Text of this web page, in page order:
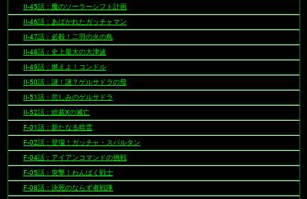
II-45話：魔のソーラーシフト計画
II-46話：あばかれたガッチャマン
II-47話：必殺！二羽の火の鳥
II-48話：史上最大の大津波
II-49話：燃えよ！コンドル
II-50話：謎！謎？ゲルサドラの母
II-51話：悲しみのゲルサドラ
II-52話：総裁Xの滅亡
F-01話：新たなる暗雲
F-02話：登場！ガッチャ・スパルタン
F-04話：アイアンコマンドの挑戦
F-05話：突撃！わんぱく戦士
F-08話：決死のならず者戦隊